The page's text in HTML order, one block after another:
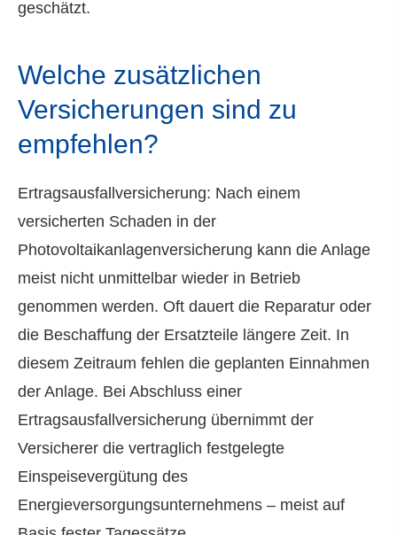
geschätzt.
Welche zusätzlichen
Versicherungen sind zu
empfehlen?
Ertragsausfallversicherung: Nach einem
versicherten Schaden in der
Photovoltaikanlagenversicherung kann die Anlage
meist nicht unmittelbar wieder in Betrieb
genommen werden. Oft dauert die Reparatur oder
die Beschaffung der Ersatzteile längere Zeit. In
diesem Zeitraum fehlen die geplanten Einnahmen
der Anlage. Bei Abschluss einer
Ertragsausfallversicherung übernimmt der
Versicherer die vertraglich festgelegte
Einspeisevergütung des
Energieversorgungsunternehmens – meist auf